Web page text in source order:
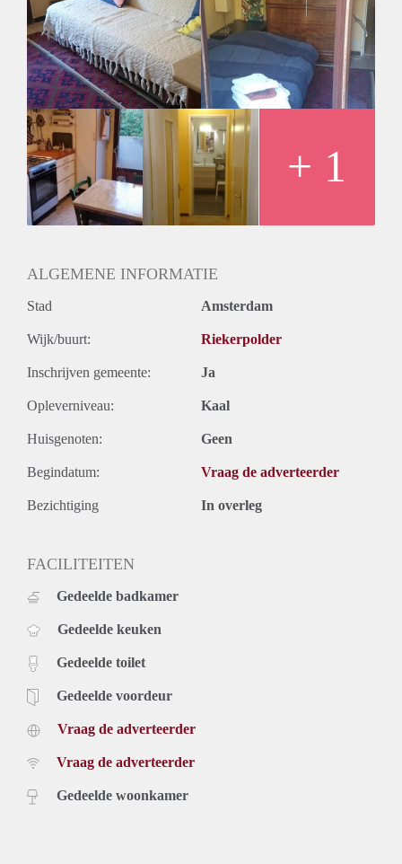
Gedeelde Douche: Nee
Gedeelde woonkamer: Nee
Huisgenoten: Nee
Geslacht huisgenoten: N.v.t.
+ 1
ALGEMENE INFORMATIE
Stad Amsterdam
Wijk/buurt: Riekerpolder
Inschrijven gemeente: Ja
Opleverniveau: Kaal
Huisgenoten: Geen
Begindatum: Vraag de adverteerder
Bezichtiging In overleg
FACILITEITEN
Gedeelde badkamer
Gedeelde keuken
Gedeelde toilet
Gedeelde voordeur
Vraag de adverteerder
Vraag de adverteerder
Gedeelde woonkamer